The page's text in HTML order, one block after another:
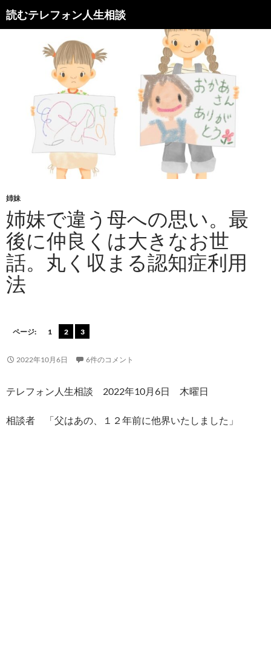
読むテレフォン人生相談
姉妹
姉妹で違う母への思い。最
後に仲良くは大きなお世
話。丸く収まる認知症利用
法
ページ: 1 2 3
2022年10月6日 6件のコメント
テレフォン人生相談 2022年10月6日 木曜日
相談者 「父はあの、１２年前に他界いたしました」